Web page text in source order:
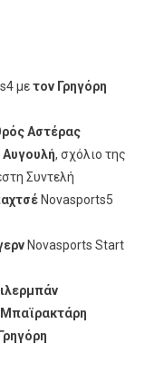
μετον Γρηγόρη
Αστέρας
Αυγουλή, σχόλιο της
Συντελή
Novasports5
Novasports Start
Γρηγόρη